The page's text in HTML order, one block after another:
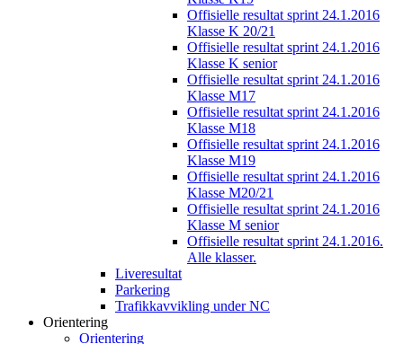
Offisielle resultat sprint 24.1.2016
Klasse K 20/21
Offisielle resultat sprint 24.1.2016
Klasse K senior
Offisielle resultat sprint 24.1.2016
Klasse M17
Offisielle resultat sprint 24.1.2016
Klasse M18
Offisielle resultat sprint 24.1.2016
Klasse M19
Offisielle resultat sprint 24.1.2016
Klasse M20/21
Offisielle resultat sprint 24.1.2016
Klasse M senior
Offisielle resultat sprint 24.1.2016.
Alle klasser.
Liveresultat
Parkering
Trafikkavvikling under NC
Orientering
Orientering